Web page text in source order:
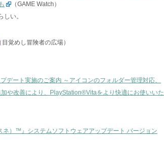
（GAME Watch）
い。
（目覚めし冒険者の広場）
ート実施のご案内 ～アイコンのフォルダー管理対応、
や改善により、PlayStation®Vitaをより快適にお使いいた
）™』システムソフトウェアアップデート バージョン